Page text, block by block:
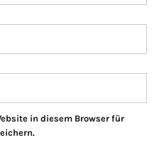
in diesem Browser für